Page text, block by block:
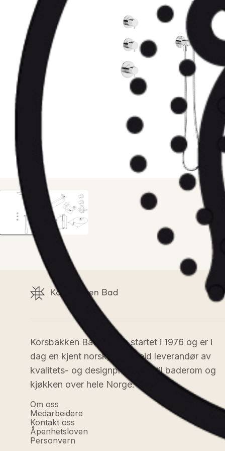
Korsbakken Bad AS ble startet i 1976 og er i
dag en kjent norsk, familieeid leverandør av
kvalitets- og designprodukter til baderom og
kjøkken over hele Norge.
Om oss
Medarbeidere
Kontakt oss
Åpenhetsloven
Personvern